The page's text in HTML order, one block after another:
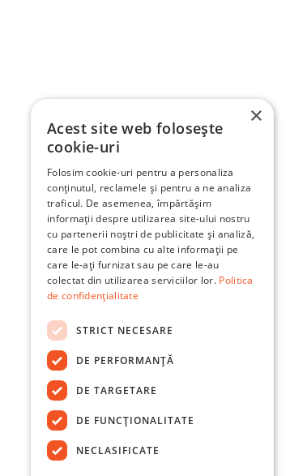
×
Acest site web folosește
cookie-uri
Folosim cookie-uri pentru a personaliza
conținutul, reclamele și pentru a ne analiza
traficul. De asemenea, împărtășim
informații despre utilizarea site-ului nostru
cu partenerii noștri de publicitate și analiză,
care le pot combina cu alte informații pe
care le-ați furnizat sau pe care le-au
colectat din utilizarea serviciilor lor. Politica
de confidențialitate
STRICT NECESARE
DE PERFORMANȚĂ
DE TARGETARE
DE FUNCŢIONALITATE
NECLASIFICATE